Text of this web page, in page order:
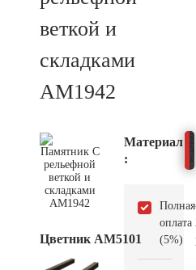
веткой и
складками
AM1942
Цветник АМ5101
Материал
:
Полная
оплата
(5%)